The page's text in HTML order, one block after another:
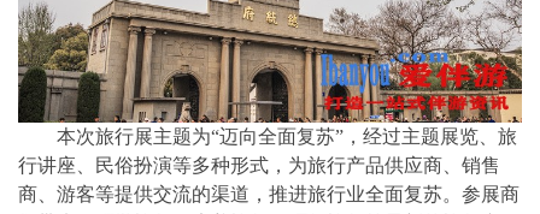
本次旅行展主题为“迈向全面复苏”，经过主题展览、旅
行讲座、民俗扮演等多种形式，为旅行产品供应商、销售
商、游客等提供交流的渠道，推进旅行业全面复苏。参展商